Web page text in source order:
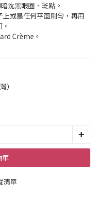
沈黑眼圈、斑點。
或是任何平面刷勻，再用
Crème。
）
車
清單